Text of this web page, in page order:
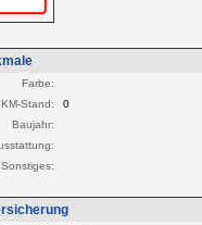
Farbe:
KM-Stand:
0
Baujahr:
Sonstiges: